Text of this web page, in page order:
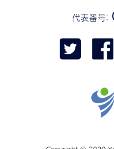
代表番号：